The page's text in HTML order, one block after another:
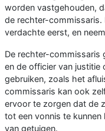
worden vastgehouden,
de rechter-
verdachte eerst, en
De rechter-commissaris
en de officier van
gebruiken, zoals het
commissaris kan ook
ervoor te zorgen dat de
tot een vonnis te
van getuigen.